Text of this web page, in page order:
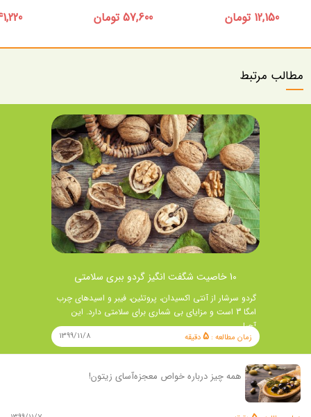
12,150 تومان 57,600 تومان 41,220
مطالب مرتبط
10 خاصیت شگفت انگیز گردو ببری سلامتی
گردو سرشار از آنتی اکسیدان، پروتئین، فیبر و اسیدهای چرب
امگا 3 است و مزایای بی شماری برای سلامتی دارد. این
آجیل …
زمان مطالعه : 5دقیقه 1399/11/8
همه چیز درباره خواص معجزه‌آسای زیتون!